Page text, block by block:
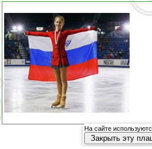
На сайте
Закрыть эту